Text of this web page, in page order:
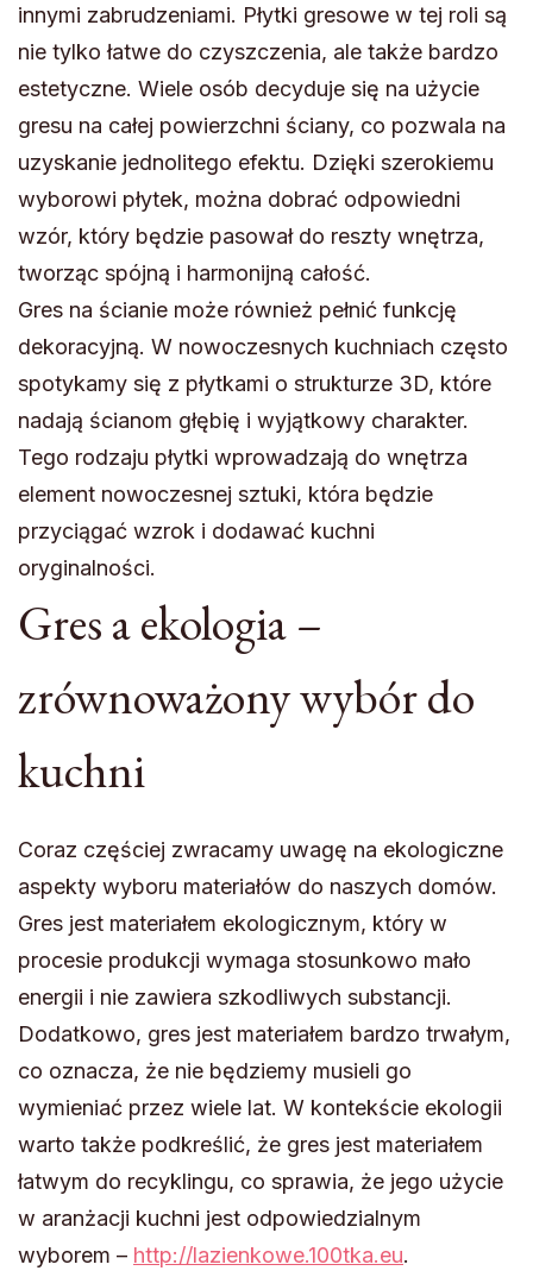
innymi zabrudzeniami. Płytki gresowe w tej roli są
nie tylko łatwe do czyszczenia, ale także bardzo
estetyczne. Wiele osób decyduje się na użycie
gresu na całej powierzchni ściany, co pozwala na
uzyskanie jednolitego efektu. Dzięki szerokiemu
wyborowi płytek, można dobrać odpowiedni
wzór, który będzie pasował do reszty wnętrza,
tworząc spójną i harmonijną całość.
Gres na ścianie może również pełnić funkcję
dekoracyjną. W nowoczesnych kuchniach często
spotykamy się z płytkami o strukturze 3D, które
nadają ścianom głębię i wyjątkowy charakter.
Tego rodzaju płytki wprowadzają do wnętrza
element nowoczesnej sztuki, która będzie
przyciągać wzrok i dodawać kuchni
oryginalności.
Gres a ekologia –
zrównoważony wybór do
kuchni
Coraz częściej zwracamy uwagę na ekologiczne
aspekty wyboru materiałów do naszych domów.
Gres jest materiałem ekologicznym, który w
procesie produkcji wymaga stosunkowo mało
energii i nie zawiera szkodliwych substancji.
Dodatkowo, gres jest materiałem bardzo trwałym,
co oznacza, że nie będziemy musieli go
wymieniać przez wiele lat. W kontekście ekologii
warto także podkreślić, że gres jest materiałem
łatwym do recyklingu, co sprawia, że jego użycie
w aranżacji kuchni jest odpowiedzialnym
wyborem – http://lazienkowe.100tka.eu.